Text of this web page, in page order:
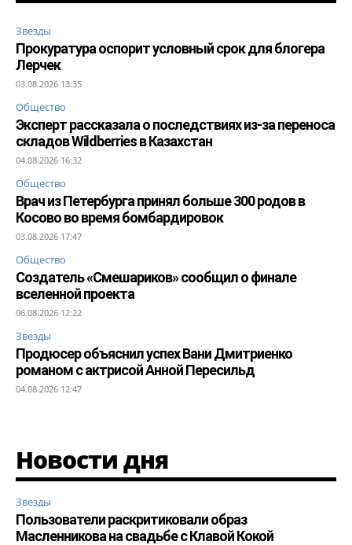
Звезды
Прокуратура оспорит условный срок для блогера
Лерчек
03.08.2026 13:35
Общество
Эксперт рассказала о последствиях из-за переноса
складов Wildberries в Казахстан
04.08.2026 16:32
Общество
Врач из Петербурга принял больше 300 родов в
Косово во время бомбардировок
03.08.2026 17:47
Общество
Создатель «Смешариков» сообщил о финале
вселенной проекта
06.08.2026 12:22
Звезды
Продюсер объяснил успех Вани Дмитриенко
романом с актрисой Анной Пересильд
04.08.2026 12:47
Новости дня
Звезды
Пользователи раскритиковали образ
Масленникова на свадьбе с Клавой Кокой